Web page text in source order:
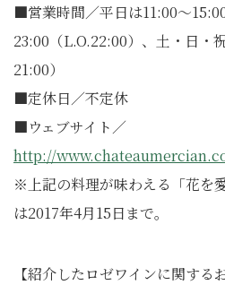
■営業時間／平日は11:00～
23:00（L.O.22:00）、土・日・
21:00）
■定休日／不定休
■ウェブサイト／
http://
※上記の料理が味わえる「花を
は2017年4月15日まで。
【紹介したロゼワインに関する